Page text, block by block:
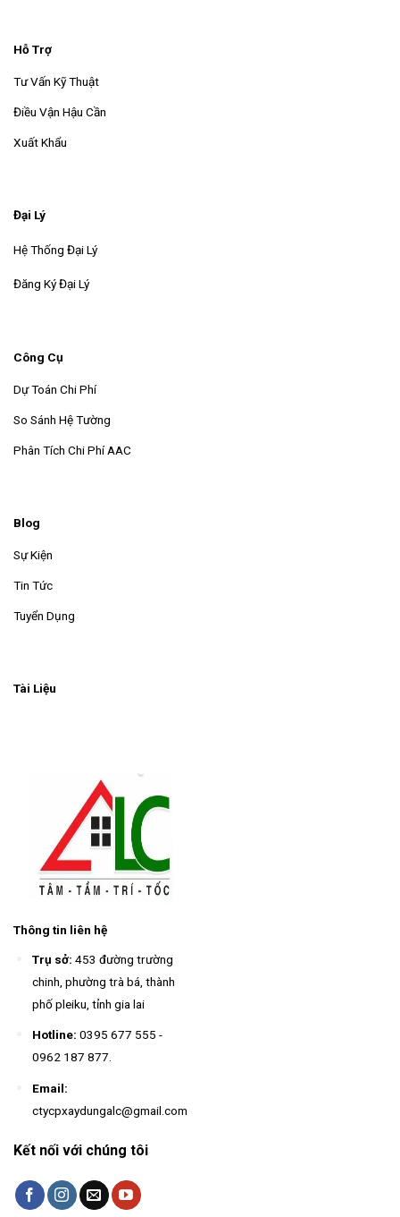
Hỗ Trợ
Tư Vấn Kỹ Thuật
Điều Vận Hậu Cần
Xuất Khẩu
Đại Lý
Hệ Thống Đại Lý
Đăng Ký Đại Lý
Công Cụ
Dự Toán Chi Phí
So Sánh Hệ Tường
Phân Tích Chi Phí AAC
Blog
Sự Kiện
Tin Tức
Tuyển Dụng
Tài Liệu
Thông tin liên hệ
Trụ sở: 453 đường trường
chinh, phường trà bá, thành
phố pleiku, tỉnh gia lai
Hotline: 0395 677 555 -
0962 187 877
Email:
ctycpxaydungalc@gmail.com
Kết nối với chúng tôi